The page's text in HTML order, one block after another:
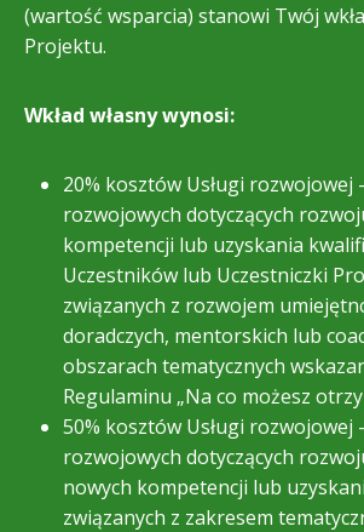
(wartość wsparcia) stanowi Twój
Projektu.
Wkład własny wynosi:
20% kosztów Usługi rozwojowej
rozwojowych dotyczących
kompetencji lub uzyskania
Uczestników lub Uczestniczki
związanych z rozwojem
doradczych, mentorskich lub
obszarach tematycznych
Regulaminu „Na co możesz
50% kosztów Usługi rozwojowej
rozwojowych dotyczących
nowych kompetencji lub
związanych z zakresem